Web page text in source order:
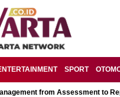
SPORT
from Assessment to